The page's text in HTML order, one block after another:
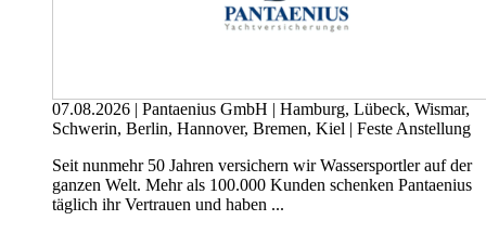
07.08.2026 | Pantaenius GmbH | Hamburg, Lübeck, Wismar,
Schwerin, Berlin, Hannover, Bremen, Kiel | Feste Anstellung
Seit nunmehr 50 Jahren versichern wir Wassersportler auf der
ganzen Welt. Mehr als 100.000 Kunden schenken Pantaenius
täglich ihr Vertrauen und haben ...